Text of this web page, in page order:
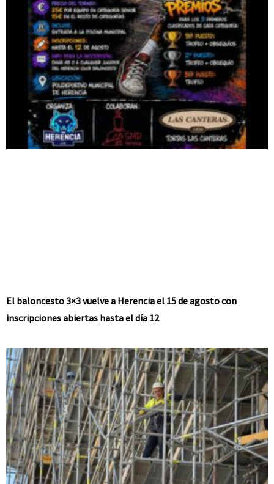
El baloncesto 3×3 vuelve a Herencia el 15 de agosto con
inscripciones abiertas hasta el día 12